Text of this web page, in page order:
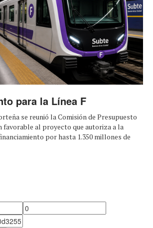
para la Línea F
se reunió la Comisión de Presupuesto
favorable al proyecto que autoriza a la
por hasta 1.350 millones de